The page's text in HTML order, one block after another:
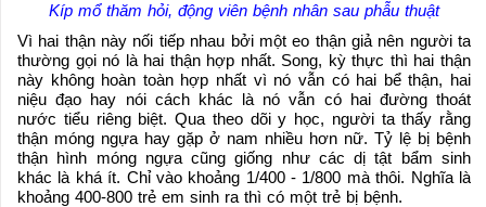
Kíp mổ thăm hỏi, động viên bệnh nhân sau phẫu thuật
Vì hai thận này nối tiếp nhau bởi một eo thận giả nên người ta
thường gọi nó là hai thận hợp nhất. Song, kỳ thực thì hai thận
này không hoàn toàn hợp nhất vì nó vẫn có hai bể thận, hai
niệu đạo hay nói cách khác là nó vẫn có hai đường thoát
nước tiểu riêng biệt. Qua theo dõi y học, người ta thấy rằng
thận móng ngựa hay gặp ở nam nhiều hơn nữ. Tỷ lệ bị bệnh
thận hình móng ngựa cũng giống như các dị tật bẩm sinh
khác là khá ít. Chỉ vào khoảng 1/400 - 1/800 mà thôi. Nghĩa là
khoảng 400-800 trẻ em sinh ra thì có một trẻ bị bệnh.